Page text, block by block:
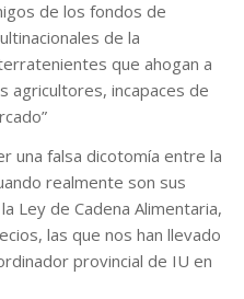
de los fondos de
de la
que ahogan a
agricultores, incapaces de
una falsa dicotomía entre la
realmente son sus
Ley de Cadena Alimentaria,
las que nos han llevado
provincial de IU en